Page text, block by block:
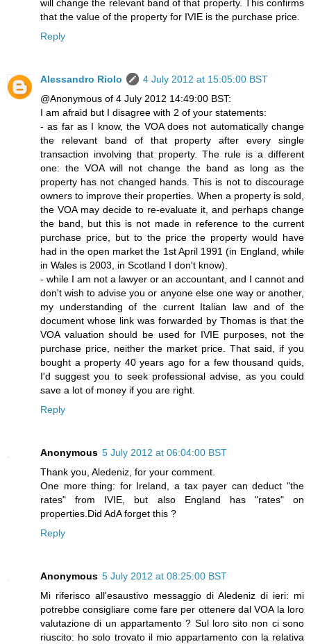
will change the relevant band of that property. This confirms
that the value of the property for IVIE is the purchase price.
Reply
Alessandro Riolo
4 July 2012 at 15:05:00 BST
@Anonymous of 4 July 2012 14:49:00 BST:
I am afraid but I disagree with 2 of your statements:
- as far as I know, the VOA does not automatically change
the relevant band of that property after every single
transaction involving that property. The rule is a different
one: the VOA will not change the band as long as the
property has not changed hands. This is not to discourage
owners to improve their properties. When a property is sold,
the VOA may decide to re-evaluate it, and perhaps change
the band, but this is not made in reference to the current
purchase price, but to the price the property would have
had in the open market the 1st April 1991 (in England, while
in Wales is 2003, in Scotland I don't know).
- while I am not a lawyer or an accountant, and I cannot and
don't wish to advise you or anyone else one way or another,
my understanding of the current Italian law and of the
document whose link was forwarded by Thomas is that the
VOA valuation should be used for IVIE purposes, not the
purchase price, neither the market price. That said, if you
bought a property 40 years ago for a few thousand quids,
I'd suggest you to seek professional advise, as you could
save a lot of money if you are right.
Reply
Anonymous 5 July 2012 at 06:04:00 BST
Thank you, Aledeniz, for your comment.
One more thing: for Ireland, a tax payer can deduct "the
rates" from IVIE, but also England has "rates" on
properties.Did AdA forget this ?
Reply
Anonymous 5 July 2012 at 08:25:00 BST
Mi riferisco all'esaustivo messaggio di Aledeniz di ieri: mi
potrebbe consigliare come fare per ottenere dal VOA la loro
valutazione di un appartamento ? Sul loro sito non ci sono
riuscito: ho solo trovato il mio appartamento con la relativa